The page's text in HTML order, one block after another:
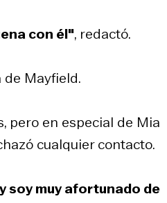
con él", redactó.
de Mayfield.
pero en especial de Mia
cualquier contacto.
soy muy afortunado de